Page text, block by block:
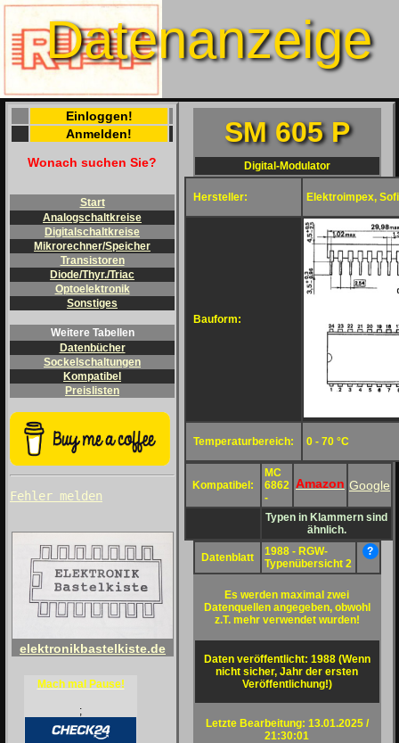
Datenanzeige
Einloggen!
Anmelden!
Wonach suchen Sie?
Start
Analogschaltkreise
Digitalschaltkreise
Mikrorechner/Speicher
Transistoren
Diode/Thyr./Triac
Optoelektronik
Sonstiges
Weitere Tabellen
Datenbücher
Sockelschaltungen
Kompatibel
Preislisten
Fehler melden
elektronikbastelkiste.de
Mach mal Pause!
;
SM 605 P
Digital-Modulator
Hersteller: Elektroimpex,
Bauform:
Temperaturbereich: 0 - 70 °C
Kompatibel:
MC
6862
-
Amazon Google
Typen in Klammern sind
ähnlich.
Datenblatt
1988 - RGW-
Typenübersicht 2
?
Es werden maximal zwei
Datenquellen angegeben, obwohl
z.T. mehr verwendet wurden!
Daten veröffentlicht: 1988 (Wenn
nicht sicher, Jahr der ersten
Veröffentlichung!)
Letzte Bearbeitung: 13.01.2025 /
21:30:01